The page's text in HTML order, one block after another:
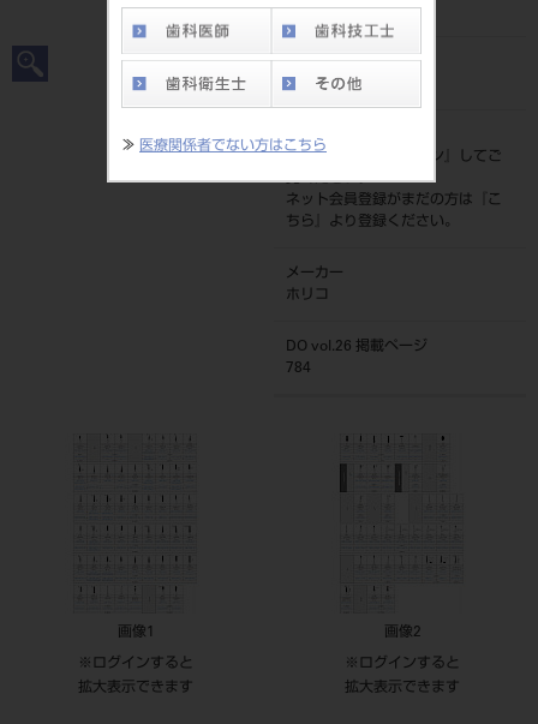
≫ 医療関係者でない方はこちら
206510134MI-1L
JAN/EANコード
4580191040901
標準価格
価格の確認は『
ログイン
』してご
覧ください。
ネット会員登録がまだの方は『
こ
ちら
』より登録ください。
メーカー
ホリコ
DO vol.26 掲載ページ
784
画像1
※ログインすると
拡大表示できます
画像2
※ログインすると
拡大表示できます